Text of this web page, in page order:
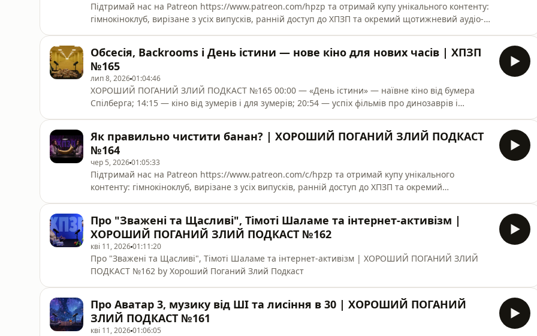
Підтримай нас на Patreon https://www.patreon.com/hpzp та отримай купу унікального контенту:
гімнокіноклуб, вирізане з усіх випусків, ранній доступ до ХПЗП та окремий щотижневий аудіо-
любить» та його контроверсійного режисера
Обсесія, Backrooms і День істини — нове кіно для нових часів | ХПЗП
№165
лип 8, 202601:04:46
ХОРОШИЙ ПОГАНИЙ ЗЛИЙ ПОДКАСТ №165 00:00 — «День істини» — наївне кіно від бумера
Спілберга; 14:15 — кіно від зумерів і для зумерів; 20:54 — успіх фільмів про динозаврів і
34:04 — про популярність фільмів жахів; 38:10 — як повернути людей до кінотеатрів; 40:38 —
чому ми (раптом) любимо дискомфортне кіно; 46:0
Як правильно чистити банан? | ХОРОШИЙ ПОГАНИЙ ЗЛИЙ ПОДКАСТ
№164
чер 5, 202601:05:33
Підтримай нас на Patreon https://www.patreon.com/c/hpzp та отримай купу унікального
контенту: гімнокіноклуб, вирізане з усіх випусків, ранній доступ до ХПЗП та окремий
22:30 - зоопарк людського життя; 25:03 - хобі для пар
Про "Зважені та Щасливі", Тімоті Шаламе та інтернет-активізм |
ХОРОШИЙ ПОГАНИЙ ЗЛИЙ ПОДКАСТ №162
кві 11, 202601:11:20
Про "Зважені та Щасливі", Тімоті Шаламе та інтернет-активізм | ХОРОШИЙ ПОГАНИЙ ЗЛИЙ
ПОДКАСТ №162 by Хороший Поганий Злий Подкаст
Про Аватар 3, музику від ШІ та лисіння в 30 | ХОРОШИЙ ПОГАНИЙ
ЗЛИЙ ПОДКАСТ №161
кві 11, 202601:06:05